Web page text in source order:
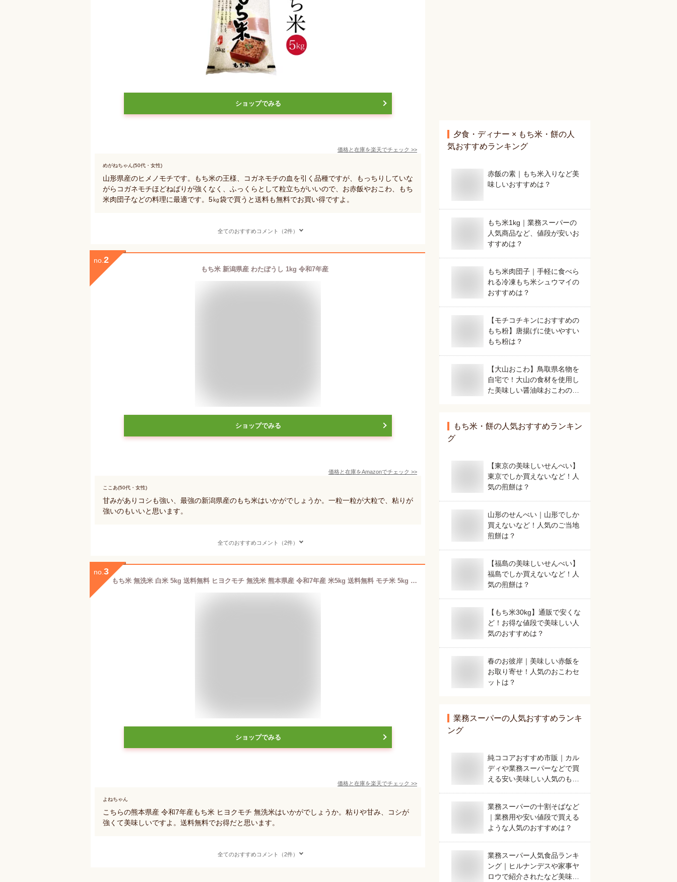
ショップでみる
価格と在庫を楽天でチェック >>
めがねちゃん(50代・女性)
山形県産のヒメノモチです。もち米の王様、コガネモチの血を引く品種ですが、もっちりしていな
がらコガネモチほどねばりが強くなく、ふっくらとして粒立ちがいいので、お赤飯やおこわ、もち
米肉団子などの料理に最適です。5㎏袋で買うと送料も無料でお買い得ですよ。
全てのおすすめコメント（2件）
no. 2
もち米 新潟県産 わたぼうし 1kg 令和7年産
ショップでみる
価格と在庫をAmazonでチェック >>
ここあ(50代・女性)
甘みがありコシも強い、最強の新潟県産のもち米はいかがでしょうか。一粒一粒が大粒で、粘りが
強いのもいいと思います。
全てのおすすめコメント（2件）
no. 3
もち米 無洗米 白米 5kg 送料無料 ヒヨクモチ 無洗米 熊本県産 令和7年産 米5kg 送料無料 モチ米 5kg 送料無料 コメ ひよくもち もち米 5kg 餅米 送料無料 こめたつ
ショップでみる
価格と在庫を楽天でチェック >>
よねちゃん
こちらの熊本県産 令和7年産もち米 ヒヨクモチ 無洗米はいかがでしょうか。粘りや甘み、コシが
強くて美味しいですよ。送料無料でお得だと思います。
全てのおすすめコメント（2件）
夕食・ディナー × もち米・餅の人
気おすすめランキング
赤飯の素｜もち米入りなど美
味しいおすすめは？
もち米1kg｜業務スーパーの
人気商品など、値段が安いお
すすめは？
もち米肉団子｜手軽に食べら
れる冷凍もち米シュウマイの
おすすめは？
【モチコチキンにおすすめの
もち粉】唐揚げに使いやすい
もち粉は？
【大山おこわ】鳥取県名物を
自宅で！大山の食材を使用し
た美味しい醤油味おこわのお
もち米・餅の人気おすすめランキン
グ
【東京の美味しいせんべい】
東京でしか買えないなど！人
気の煎餅は？
山形のせんべい｜山形でしか
買えないなど！人気のご当地
煎餅は？
【福島の美味しいせんべい】
福島でしか買えないなど！人
気の煎餅は？
【もち米30kg】通販で安くな
ど！お得な値段で美味しい人
気のおすすめは？
春のお彼岸｜美味しい赤飯を
お取り寄せ！人気のおこわセ
ットは？
業務スーパーの人気おすすめランキ
ング
純ココアおすすめ市販｜カル
ディや業務スーパーなどで買
える安い美味しい人気のもの
業務スーパーの十割そばなど
｜業務用や安い値段で買える
ような人気のおすすめは？
業務スーパー人気食品ランキ
ング｜ヒルナンデスや家事ヤ
ロウで紹介されたなど美味し